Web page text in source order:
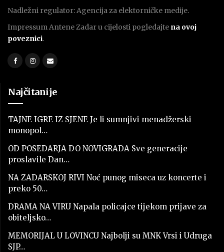
Nadležni regulator: Agencija za elektorničke medije.
Impressum Antene Zadar u cijelosti pogledajte na ovoj
poveznici.
Najčitanije
TAJNE IGRE IZ SJENE Je li sumnjivi menadžerski
monopol…
OD POSEDARJA DO NOVIGRADA Sve generacije
proslavile Dan…
NA ZADARSKOJ RIVI Noć punog miseca uz koncerte i
preko 50…
DRAMA NA VIRU Napala policajce tijekom prijave za
obiteljsko…
MEMORIJAL U LOVINCU Najbolji su MNK Vrsi i Udruga
SJP…